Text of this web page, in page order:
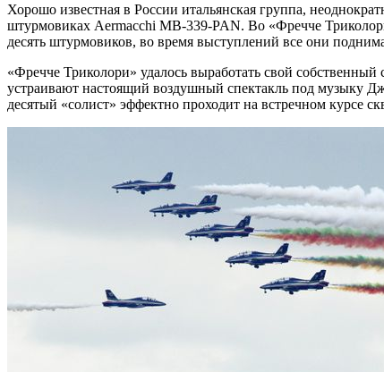
Хорошо известная в России итальянская группа,
штурмовиках Aermacchi MB-339-PAN. Во «Фречче
десять штурмовиков, во время выступлений все они
«Фречче Триколори» удалось выработать свой
устраивают настоящий воздушный спектакль под музыку
десятый «солист» эффектно проходит на встречном курсе